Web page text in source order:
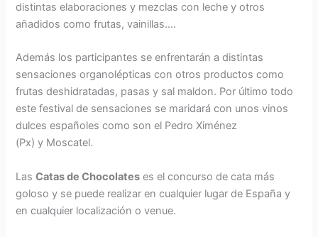
distintas elaboraciones y mezclas con leche y otros
añadidos como frutas, vainillas….
Además los participantes se enfrentarán a distintas
sensaciones organolépticas con otros productos como
frutas deshidratadas, pasas y sal maldon. Por último todo
este festival de sensaciones se maridará con unos vinos
dulces españoles como son el Pedro Ximénez
(Px) y Moscatel.
LasCatas de Chocolates es el concurso de cata más
goloso y se puede realizar en cualquier lugar de España y
en cualquier localización o venue.